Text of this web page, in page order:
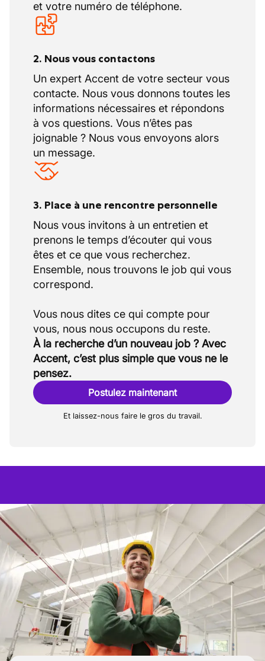
et votre numéro de téléphone.
2. Nous vous contactons
Un expert Accent de votre secteur vous
contacte. Nous vous donnons toutes les
informations nécessaires et répondons
à vos questions. Vous n’êtes pas
joignable ? Nous vous envoyons alors
un message.
3. Place à une rencontre personnelle
Nous vous invitons à un entretien et
prenons le temps d’écouter qui vous
êtes et ce que vous recherchez.
Ensemble, nous trouvons le job qui vous
correspond.
Vous nous dites ce qui compte pour
À la recherche d’un nouveau job ? Avec
Accent, c’est plus simple que vous ne le
pensez.
Postulez maintenant
Et laissez-nous faire le gros du travail.